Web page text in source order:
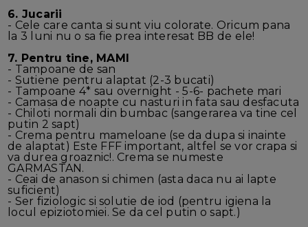
6. Jucarii
- Cele care canta si sunt viu colorate. Oricum pana
la 3 luni nu o sa fie prea interesat BB de ele!
7. Pentru tine, MAMI
- Tampoane de san
- Sutiene pentru alaptat (2-3 bucati)
- Tampoane 4* sau overnight - 5-6- pachete mari
- Camasa de noapte cu nasturi in fata sau desfacuta
- Chiloti normali din bumbac (sangerarea va tine cel
putin 2 sapt)
- Crema pentru mameloane (se da dupa si inainte
de alaptat) Este FFF important, altfel se vor crapa si
va durea groaznic!. Crema se numeste
GARMASTAN.
- Ceai de anason si chimen (asta daca nu ai lapte
suficient)
- Ser fiziologic si solutie de iod (pentru igiena la
locul epiziotomiei. Se da cel putin o sapt.)